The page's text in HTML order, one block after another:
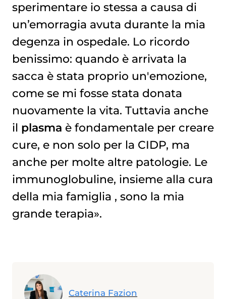
sperimentare io stessa a causa di
un’emorragia avuta durante la mia
degenza in ospedale. Lo ricordo
benissimo: quando è arrivata la
sacca è stata proprio un'emozione,
come se mi fosse stata donata
nuovamente la vita. Tuttavia anche
il plasma è fondamentale per creare
cure, e non solo per la CIDP, ma
anche per molte altre patologie. Le
immunoglobuline, insieme alla cura
della mia famiglia , sono la mia
grande terapia».
Caterina Fazion